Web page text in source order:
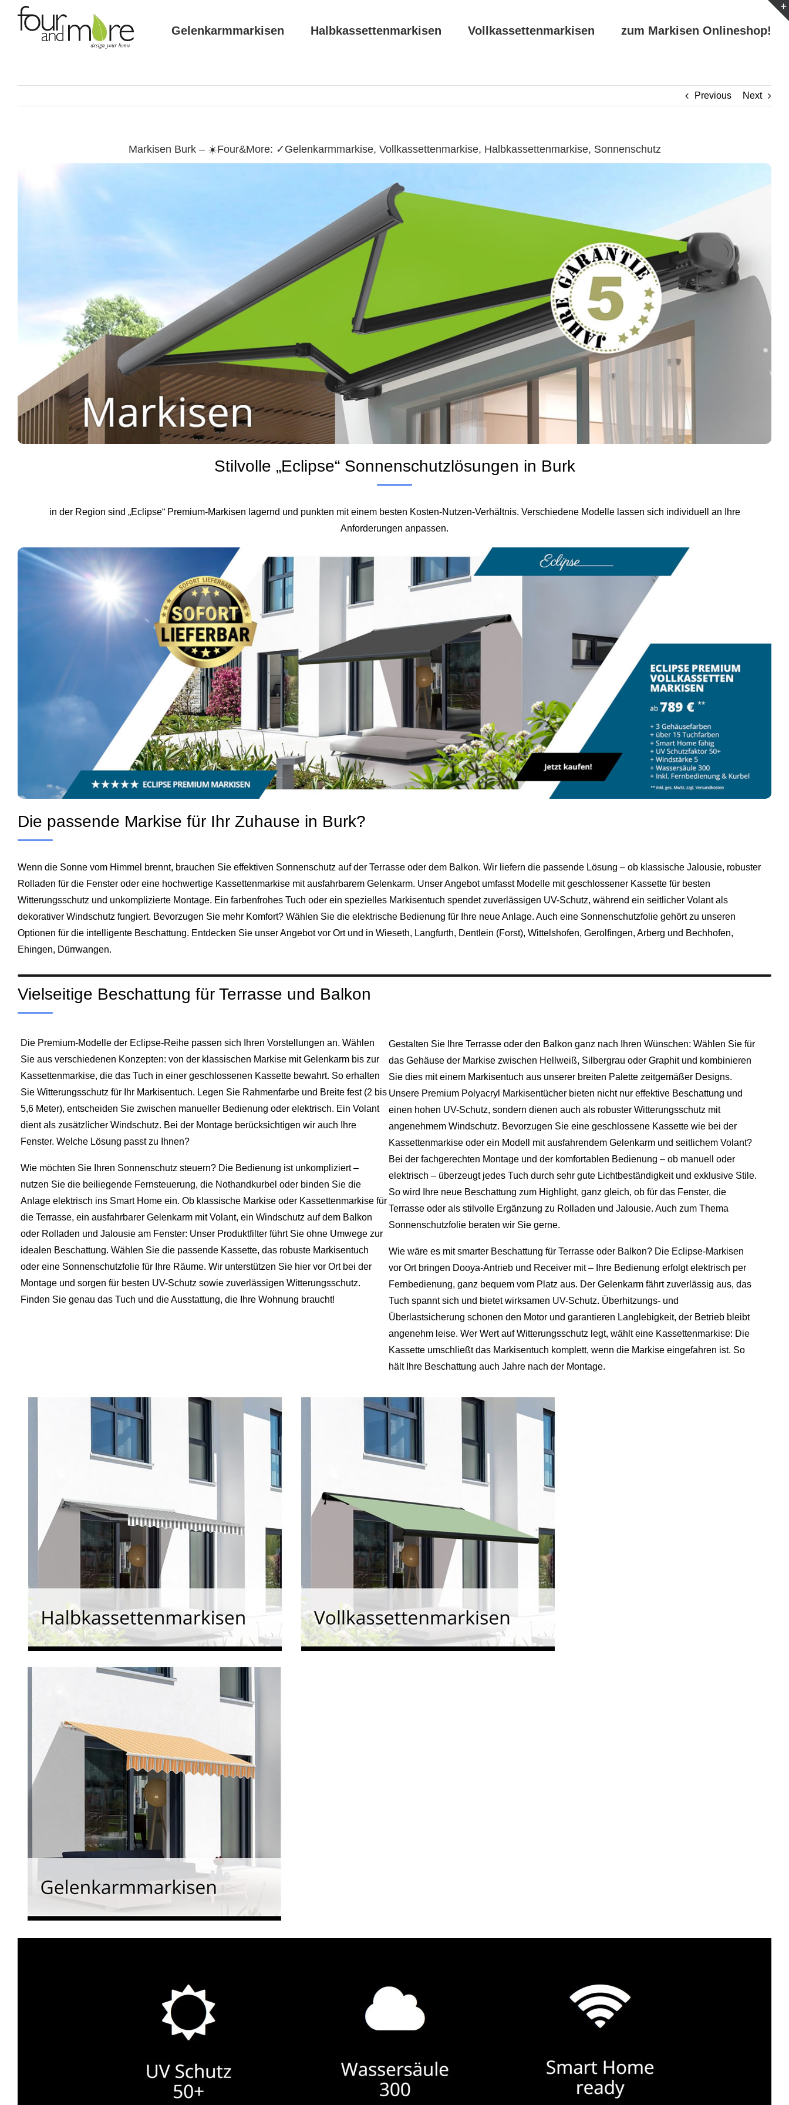
Gelenkarmmarkisen Halbkassettenmarkisen Vollkassettenmarkisen zum Markisen Onlineshop!
Previous Next
Markisen Burk – ☀️Four&More: ✓Gelenkarmmarkise, Vollkassettenmarkise, Halbkassettenmarkise, Sonnenschutz
Stilvolle „Eclipse“ Sonnenschutzlösungen in Burk
in der Region sind „Eclipse“ Premium-Markisen lagernd und punkten mit einem besten Kosten-Nutzen-Verhältnis. Verschiedene Modelle lassen sich individuell an Ihre
Anforderungen anpassen.
Die passende Markise für Ihr Zuhause in Burk?
Wenn die Sonne vom Himmel brennt, brauchen Sie effektiven Sonnenschutz auf der Terrasse oder dem Balkon. Wir liefern die passende Lösung – ob klassische Jalousie, robuster
Rolladen für die Fenster oder eine hochwertige Kassettenmarkise mit ausfahrbarem Gelenkarm. Unser Angebot umfasst Modelle mit geschlossener Kassette für besten
Witterungsschutz und unkomplizierte Montage. Ein farbenfrohes Tuch oder ein spezielles Markisentuch spendet zuverlässigen UV-Schutz, während ein seitlicher Volant als
dekorativer Windschutz fungiert. Bevorzugen Sie mehr Komfort? Wählen Sie die elektrische Bedienung für Ihre neue Anlage. Auch eine Sonnenschutzfolie gehört zu unseren
Optionen für die intelligente Beschattung. Entdecken Sie unser Angebot vor Ort und in Wieseth, Langfurth, Dentlein (Forst), Wittelshofen, Gerolfingen, Arberg und Bechhofen,
Ehingen, Dürrwangen.
Vielseitige Beschattung für Terrasse und Balkon
Die Premium-Modelle der Eclipse-Reihe passen sich Ihren Vorstellungen an. Wählen
Sie aus verschiedenen Konzepten: von der klassischen Markise mit Gelenkarm bis zur
Kassettenmarkise, die das Tuch in einer geschlossenen Kassette bewahrt. So erhalten
Sie Witterungsschutz für Ihr Markisentuch. Legen Sie Rahmenfarbe und Breite fest (2 bis
5,6 Meter), entscheiden Sie zwischen manueller Bedienung oder elektrisch. Ein Volant
dient als zusätzlicher Windschutz. Bei der Montage berücksichtigen wir auch Ihre
Fenster. Welche Lösung passt zu Ihnen?
Wie möchten Sie Ihren Sonnenschutz steuern? Die Bedienung ist unkompliziert –
nutzen Sie die beiliegende Fernsteuerung, die Nothandkurbel oder binden Sie die
Anlage elektrisch ins Smart Home ein. Ob klassische Markise oder Kassettenmarkise für
die Terrasse, ein ausfahrbarer Gelenkarm mit Volant, ein Windschutz auf dem Balkon
oder Rolladen und Jalousie am Fenster: Unser Produktfilter führt Sie ohne Umwege zur
idealen Beschattung. Wählen Sie die passende Kassette, das robuste Markisentuch
oder eine Sonnenschutzfolie für Ihre Räume. Wir unterstützen Sie hier vor Ort bei der
Montage und sorgen für besten UV-Schutz sowie zuverlässigen Witterungsschutz.
Finden Sie genau das Tuch und die Ausstattung, die Ihre Wohnung braucht!
Gestalten Sie Ihre Terrasse oder den Balkon ganz nach Ihren Wünschen: Wählen Sie für
das Gehäuse der Markise zwischen Hellweiß, Silbergrau oder Graphit und kombinieren
Sie dies mit einem Markisentuch aus unserer breiten Palette zeitgemäßer Designs.
Unsere Premium Polyacryl Markisentücher bieten nicht nur effektive Beschattung und
einen hohen UV-Schutz, sondern dienen auch als robuster Witterungsschutz mit
angenehmem Windschutz. Bevorzugen Sie eine geschlossene Kassette wie bei der
Kassettenmarkise oder ein Modell mit ausfahrendem Gelenkarm und seitlichem Volant?
Bei der fachgerechten Montage und der komfortablen Bedienung – ob manuell oder
elektrisch – überzeugt jedes Tuch durch sehr gute Lichtbeständigkeit und exklusive Stile.
So wird Ihre neue Beschattung zum Highlight, ganz gleich, ob für das Fenster, die
Terrasse oder als stilvolle Ergänzung zu Rolladen und Jalousie. Auch zum Thema
Sonnenschutzfolie beraten wir Sie gerne.
Wie wäre es mit smarter Beschattung für Terrasse oder Balkon? Die Eclipse-Markisen
vor Ort bringen Dooya-Antrieb und Receiver mit – Ihre Bedienung erfolgt elektrisch per
Fernbedienung, ganz bequem vom Platz aus. Der Gelenkarm fährt zuverlässig aus, das
Tuch spannt sich und bietet wirksamen UV-Schutz. Überhitzungs- und
Überlastsicherung schonen den Motor und garantieren Langlebigkeit, der Betrieb bleibt
angenehm leise. Wer Wert auf Witterungsschutz legt, wählt eine Kassettenmarkise: Die
Kassette umschließt das Markisentuch komplett, wenn die Markise eingefahren ist. So
hält Ihre Beschattung auch Jahre nach der Montage.